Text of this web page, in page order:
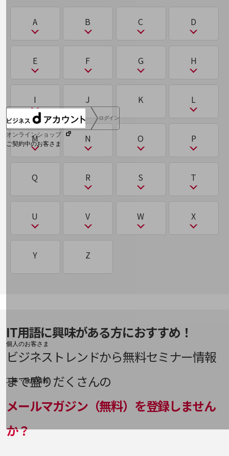
人材育成制度
広告・協賛
NTTドコモグループ
ログイン
オンラインショップ
ご契約中のお客さま
ご契約中サービスの一元管理
Web明細(My docomo)
個人のお客さま
NTTドコモ
工事・故障情報
お客さまサポートサイト
SDPFナレッジセンター
NTTドコモ 通信障害情報
アップセル
アノテーション
オーバーレイネットワーク／アンダーレイネット
ワーク
い
インサイドセールス
ウェアラブルデバイス
え
エッジAI
お
オーバーレイネットワーク／アンダーレイネット
ワーク
機械翻訳
クラウド
クラスタリング
グリーントラストフォーメーション（GX）
クロステック（X-Tech）
け
携帯電話番号ポータビリティ（MNP）
こ
サブスクリプション
サブブランド
サプライチェーン
サプライチェーンマネジメント（SCM）
サンドボックス
在宅勤務
し
シーサート（CSIRT）
シャドーIT
シンギュラリティー
深層学習（ディープラーニング）
す
ステートスポンサード攻撃
ストレージ
スマートシティプラットフォーム
チャットボット
データセンター
データ駆動型
ディープラーニング（深層学習）
ディザスタリカバリ（DR）
ディスラプター
デジタルツイン
デジタルトランスフォーメーション
と
ドメイン認証
トランジット
トロイの木馬
2025年問題
2026年問題(AI)
2026年問題(物流)
2要素認証
ね
ネットワークスライシング
パスワードリスト攻撃
パブリッククラウド/プライベートクラウド/ハイ
ブリッドクラウド
ひ
ピーサート（PSIRT）
標的型攻撃
標的型攻撃 APT攻撃
ふ
ファイルレスマルウェア
ファクトリーIoT
フィジカルAI
プライベートクラウド/パブリッククラウド/ハイ
ブリッドクラウド
メドテック（MedTech）
も
モニタリング技術
り
リモートデスクトップ
量子コンピューター
る
ルーティング
れ
レガシーシステム
レピュテーション
ろ
ロボティクス
ロボティック・プロセス・オートメーション
A
A
ABW
ACD
ACL
AGI（汎用型AI）／ASI（超知能AI）
AgileWorking
AR
AWS
B
B
BCP
BEC（ビジネスメール詐欺）
BPO
BPR
BYOD
C
C
CASB
CDN
CDP/DMP
CISO
CRM/SFA/MA
CTI
Curveball
D
D
CDP/DMP
D2C
DaaS
DDoS攻撃
DKIM/DMARC/SPF
DNSサーバー
DR
E
EDR／XDR
EdTech
electronic Know Your Customer(eKYC)
eSIM
F
5G
FeliCa
FinTech
G
G
GitHub
GX
H
H
HealthTech
HR Tech
I
I
IaaS/PaaS/SaaS
ICT
IoT
IOWN®構想
IP電話
ISMS
ISP
J K L
L
LBO
LLM
LooCipher
LTE
M
M
CRM/SFA/MA
M2M
MDM
MedTech
MNP
Multi-access Edge Computing(MEC)
MVNO
N
N
NaaS
nanoSIM
NAS
NFV
O
O
OpenStack
OWASP
P
P
PaaS/SaaS/IaaS
PBX
PoC
PoliTech
Q R
R
RAG
S
S
CRM/SFA/MA
SASE
T
T
Tier1（Tier0/Tier0.5/Tier2/Tier3）
U
U
V
V
VPN
VR
W
W
Webスキミング
Webフィルタリング
WPA
WPA3
X
XY Z
IT用語に興味がある方におすすめ！
ビジネストレンドから無料セミナー情報
まで盛りだくさんの
メールマガジン（無料）を登録しません
か？